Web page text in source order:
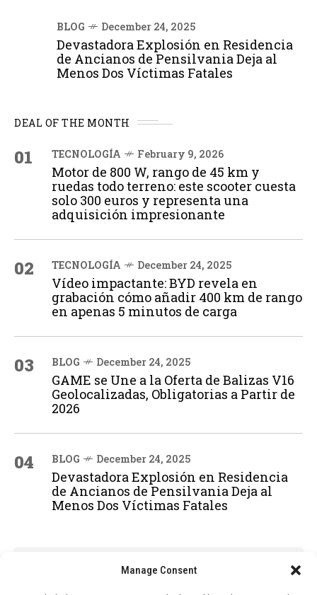
Manage Consent
BLOG December 24, 2025
Devastadora Explosión en Residencia
de Ancianos de Pensilvania Deja al
Menos Dos Víctimas Fatales
DEAL OF THE MONTH
01 TECNOLOGÍA February 9, 2026
Motor de 800 W, rango de 45 km y
ruedas todo terreno: este scooter cuesta
solo 300 euros y representa una
adquisición impresionante
02 TECNOLOGÍA December 24, 2025
Vídeo impactante: BYD revela en
grabación cómo añadir 400 km de rango
en apenas 5 minutos de carga
03 BLOG December 24, 2025
GAME se Une a la Oferta de Balizas V16
Geolocalizadas, Obligatorias a Partir de
2026
04 BLOG December 24, 2025
Devastadora Explosión en Residencia
de Ancianos de Pensilvania Deja al
Menos Dos Víctimas Fatales